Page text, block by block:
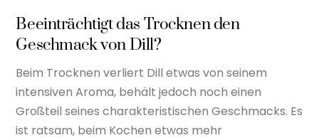
Beeinträchtigt das Trocknen den
Geschmack von Dill?
Beim Trocknen verliert Dill etwas von seinem
intensiven Aroma, behält jedoch noch einen
Großteil seines charakteristischen Geschmacks. Es
ist ratsam, beim Kochen etwas mehr